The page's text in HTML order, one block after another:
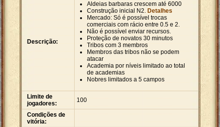
Descrição:
Aldeias barbaras crescem até 6000
Construção inicial N2. Detalhes
Mercado: Só é possível trocas
comerciais com rácio entre 0.5 e 2.
Não é possível enviar recursos.
Proteção de novatos 30 minutos
Tribos com 3 membros
Membros das tribos não se podem
atacar
Academia por níveis limitado ao total
de academias
Nobres limitados a 5 campos
Limite de
jogadores:
100
Condições de
vitória: